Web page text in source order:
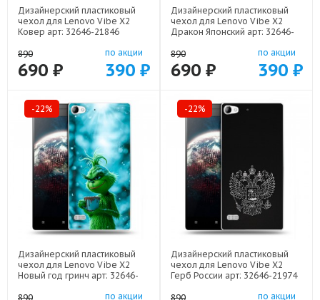
Дизайнерский пластиковый
чехол для Lenovo Vibe X2
Ковер арт: 32646-21846
890
690 ₽
по акции
390 ₽
Дизайнерский пластиковый
чехол для Lenovo Vibe X2
Дракон Японский арт: 32646-
890
690 ₽
по акции
390 ₽
-22%
Дизайнерский пластиковый
чехол для Lenovo Vibe X2
Новый год гринч арт: 32646-
890
по акции
-22%
Дизайнерский пластиковый
чехол для Lenovo Vibe X2
Герб России арт: 32646-21974
890 по акции